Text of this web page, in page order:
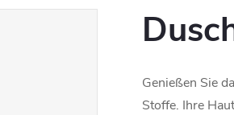
Genießen Sie
Stoffe. Ihre